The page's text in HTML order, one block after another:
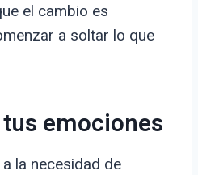
el cambio es
a soltar lo que
emociones
la necesidad de